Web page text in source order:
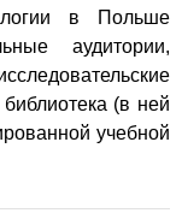
в Польше
аудитории,
(в ней
учебной